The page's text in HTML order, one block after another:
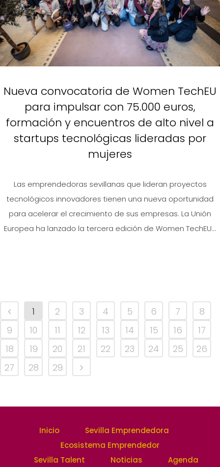
Nueva convocatoria de Women TechEU
para impulsar con 75.000 euros,
formación y encuentros de alto nivel a
startups tecnológicas lideradas por
mujeres
Las emprendedoras sevillanas que lideran proyectos
tecnológicos innovadores tienen una nueva oportunidad
para acelerar el crecimiento de sus empresas. La Unión
Europea ha lanzado la tercera edición de Women TechEU...
1 2 3 4 5 6 7
8
9
10 11 12 13 14 15 16
17
18
19 20 21 22 23 24 25
26
27
28 29
Inicio
Sevilla Emprendedora
Ecosistema Emprendedor
Sevilla Talent
Noticias Agenda